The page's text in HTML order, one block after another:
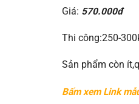
Giá: 570.000đ
Thi công:250-
Sản phẩm còn
Bấm xem Link